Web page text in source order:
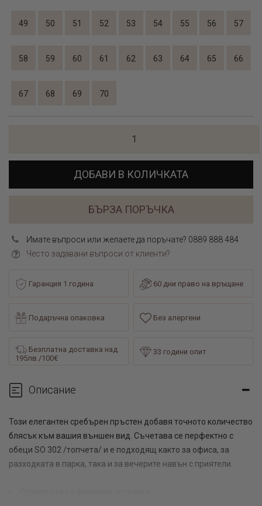
49 50 51 52 53 54 55 56 57
58 59 60 61 62 63 64 65 66
67 68 69 70
ДОБАВИ В КОЛИЧКАТА
БЪРЗА ПОРЪЧКА
Имате въпроси или желаете да поръчате? 0889 888 484
Често задавани въпроси от клиенти?
Гаранция 1 година 60 дни право на връщане
Подаръчна опаковка Без алергени
Безплатна доставка над
195лв./100€
33 години опит
Описание
Този елегантен сребърен пръстен добавя точното количество
блясък към вашия външен вид. Съчетава се перфектно с
обеци SO 302 /топчета/ и е подходящ както за офиса, за
разходката в парка, така и за вечерите навън с приятели.